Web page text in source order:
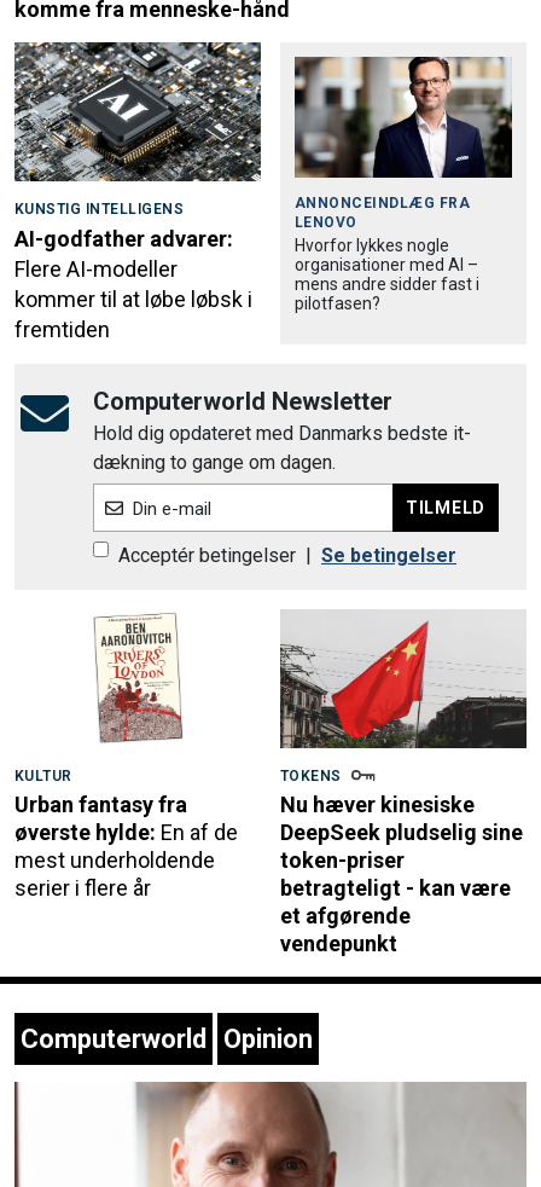
komme fra menneske-hånd
KUNSTIG INTELLIGENS
AI-godfather advarer:
Flere AI-modeller
kommer til at løbe løbsk i
fremtiden
ANNONCEINDLÆG FRA
LENOVO
Hvorfor lykkes nogle
organisationer med AI –
mens andre sidder fast i
pilotfasen?
Computerworld Newsletter
Hold dig opdateret med Danmarks bedste it-
dækning to gange om dagen.
Din e-mail TILMELD
Acceptér betingelser | Se betingelser
KULTUR
Urban fantasy fra
øverste hylde: En af de
mest underholdende
serier i flere år
TOKENS
Nu hæver kinesiske
DeepSeek pludselig sine
token-priser
betragteligt - kan være
et afgørende
vendepunkt
Computerworld Opinion